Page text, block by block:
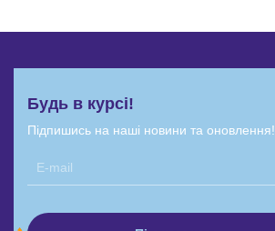
Будь в курсі!
Підпишись на наші новини та оновлення!